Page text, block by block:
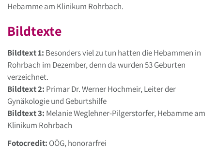
Hebamme am Klinikum Rohrbach.
Bildtexte
Bildtext 1: Besonders viel zu tun hatten die Hebammen in
Rohrbach im Dezember, denn da wurden 53 Geburten
verzeichnet.
Bildtext 2: Primar Dr. Werner Hochmeir, Leiter der
Gynäkologie und Geburtshilfe
Bildtext 3: Melanie Weglehner-Pilgerstorfer, Hebamme am
Klinikum Rohrbach
Fotocredit: OÖG, honorarfrei